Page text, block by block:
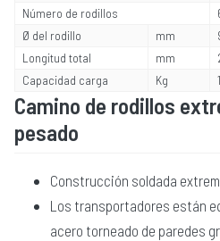
Número de rodillos
Ø del rodillo
mm
Longitud total
mm
Capacidad carga
Kg
Camino de rodillos
pesado
Construcción soldada
Los transportadores están
acero torneado de paredes